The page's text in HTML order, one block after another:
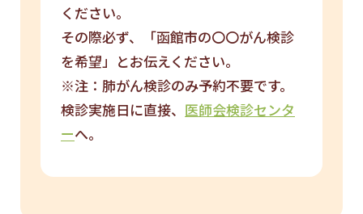
ください。
その際必ず、「函館市の〇〇がん検診
を希望」とお伝えください。
※注：肺がん検診のみ予約不要です。
検診実施日に直接、 医師会検診センタ
ーへ。